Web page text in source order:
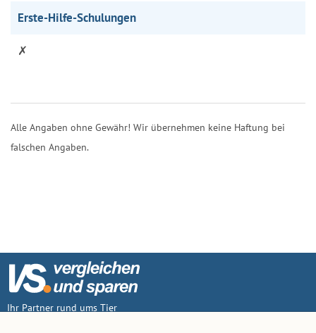
Erste-Hilfe-Schulungen
✗
Alle Angaben ohne Gewähr! Wir übernehmen keine Haftung bei
falschen Angaben.
Ihr Partner rund ums Tier